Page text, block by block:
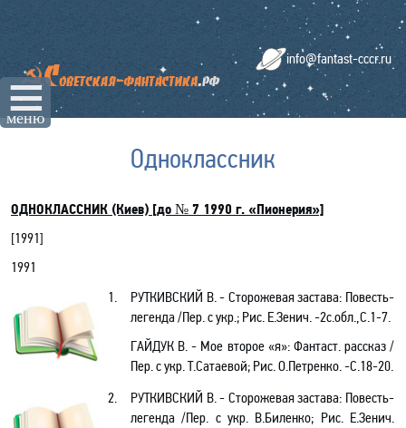
☰
меню
info@fantast-cccr.ru
Одноклассник
ОДНОКЛАССНИК (Киев) [до № 7 1990 г. «Пионерия»]
[1991]
1991
1.
РУТКИВСКИЙ В. - Сторожевая застава: Повесть-
легенда /Пер. с укр.; Рис. Е.Зенич. -2с.обл.,С.1-7.
ГАЙДУК В. - Мое второе «я»: Фантаст. рассказ /
Пер. с укр. Т.Сатаевой; Рис. О.Петренко. -С.18-20.
2.
РУТКИВСКИЙ В. - Сторожевая застава: Повесть-
легенда /Пер. с укр. В.Биленко; Рис. Е.Зенич.